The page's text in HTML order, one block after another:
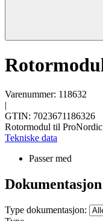
Varenummer: 118632
|
GTIN: 7023671186326
Rotormodul til
Tekniske data
Passer med
Dokumentasjon
Type dokumentasjon: